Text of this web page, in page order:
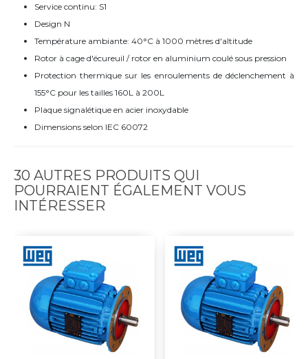
Service continu: S1
Design N
Température ambiante: 40°C à 1000 mètres d'altitude
Rotor à cage d'écureuil / rotor en aluminium coulé sous pression
Protection thermique sur les enroulements de déclenchement à
155°C pour les tailles 160L à 200L
Plaque signalétique en acier inoxydable
Dimensions selon IEC 60072
30 AUTRES PRODUITS QUI
POURRAIENT ÉGALEMENT VOUS
INTÉRESSER